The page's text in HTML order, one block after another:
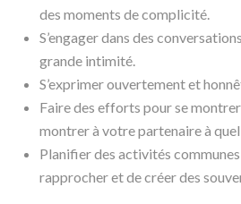
des moments de complicité.
S’engager dans des
grande intimité.
S’exprimer ouvertement et
Faire des efforts pour se
montrer à votre partenaire à quel
Planifier des activités
rapprocher et de créer des